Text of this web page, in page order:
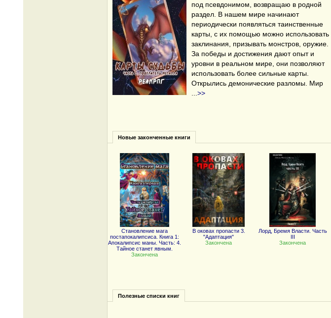
под псевдонимом, возвращаю в родной
раздел. В нашем мире начинают
периодически появляться таинственные
карты, с их помощью можно использовать
заклинания, призывать монстров, оружие.
За победы и достижения дают опыт и
уровни в реальном мире, они позволяют
использовать более сильные карты.
Открылись демонические разломы. Мир
>>
Новые законченные книги
Становление мага
постапокалипсиса. Книга 1:
Апокалипсис маны. Часть: 4.
Тайное станет явным.
Закончена
В оковах пропасти 3.
"Адаптация"
Закончена
Лорд, Бремя Власти. Часть
III
Закончена
Полезные списки книг